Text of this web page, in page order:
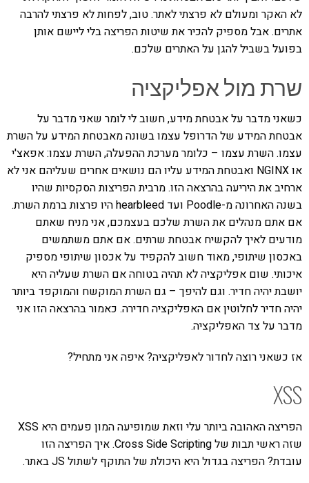
לא האקר ומעולם לא פרצתי לאתר. טוב, לפחות לא פרצתי להרבה
אתרים. אבל מספיק להכיר את שיטות הפריצה בלי ליישם אותן
בפועל בשביל להגן על האתרים שלכם.
שרת מול אפליקציה
כשאני מדבר על אבטחת מידע, חשוב לי לומר שאני מדבר על
אבטחת המידע של הדרופל עצמו בשונה מאבטחת המידע על השרת
עצמו. השרת עצמו – כלומר מערכת ההפעלה, השרת עצמו: אפאצ'י
או NGINX ואבטחת המידע עליו הם נושאים אחרים שעליהם אני לא
ארחיב את היריעה בהרצאה הזו. מרבית הפריצות הסקסיות שהיו
בשנה האחרונה מ-Poodle ועד hearbleed היו פרצות ברמת השרת.
אם אתם מנהלים את השרת שלכם בעצמכם, אני מניח שאתם
מודעים לאיך להקשיח אבטחת שרתים. אם אתם משתמשים
באכסון שיתופי, מאוד חשוב להקפיד על אכסון שיתופי מספיק
איכותי. שום אפליקציה לא תהיה בטוחה אם השרת שעליה היא
יושבת יהיה חדיר. וגם להיפך – גם השרת המוקשח והמוקפד ביותר
יהיה חדיר לחלוטין אם האפליקציה חדירה. כאמור בהרצאה הזו אני
מדבר על צד האפליקציה.
אז כשאני רוצה לחדור לאפליקציה? איפה אני מתחיל?
XSS
הפריצה האהובה ביותר עלי וזאת שמופיעה המון פעמים היא XSS
שזה ראשי תבות של Cross Side Scripting. איך הפריצה הזו
עובדת? הפריצה בגדול היא היכולת של התוקף לשתול JS באתר.